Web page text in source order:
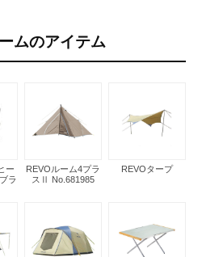
ムのアイテム
ー
ラ
REVOルーム4プラ
スⅡ No.681985
REVOタープ